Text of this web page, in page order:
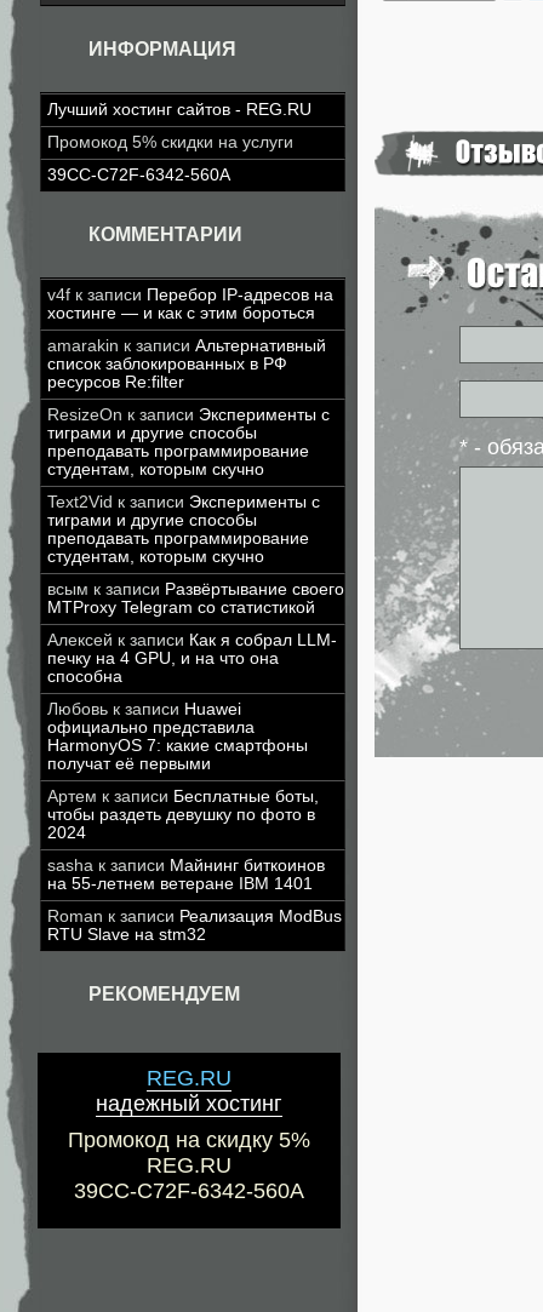
ИНФОРМАЦИЯ
Лучший хостинг сайтов - REG.RU
Промокод 5% скидки на услуги
39CC-C72F-6342-560A
КОММЕНТАРИИ
v4f к записи Перебор IP-адресов на
хостинге — и как с этим бороться
amarakin к записи Альтернативный
список заблокированных в РФ
ресурсов Re:filter
ResizeOn к записи Эксперименты с
тиграми и другие способы
преподавать программирование
студентам, которым скучно
Text2Vid к записи Эксперименты с
тиграми и другие способы
преподавать программирование
студентам, которым скучно
всым к записи Развёртывание своего
MTProxy Telegram со статистикой
Алексей к записи Как я собрал LLM-
печку на 4 GPU, и на что она
способна
Любовь к записи Huawei
официально представила
HarmonyOS 7: какие смартфоны
получат её первыми
Артем к записи Бесплатные боты,
чтобы раздеть девушку по фото в
2024
sasha к записи Майнинг биткоинов
на 55-летнем ветеране IBM 1401
Roman к записи Реализация ModBus
RTU Slave на stm32
РЕКОМЕНДУЕМ
REG.RU
надежный хостинг
Промокод на скидку 5%
REG.RU
39CC-C72F-6342-560A
* -